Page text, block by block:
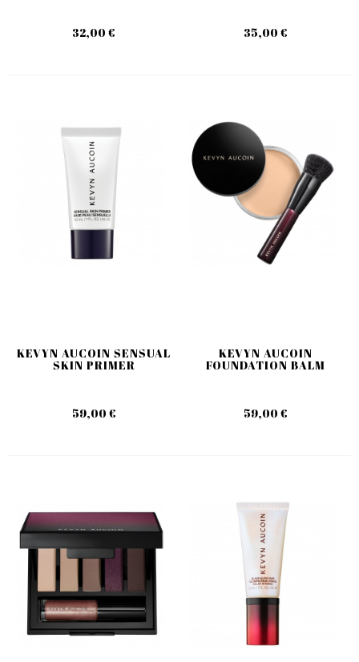
32,00 € 35,00 €
KEVYN AUCOIN SENSUAL
SKIN PRIMER
59,00 €
KEVYN AUCOIN
FOUNDATION BALM
59,00 €